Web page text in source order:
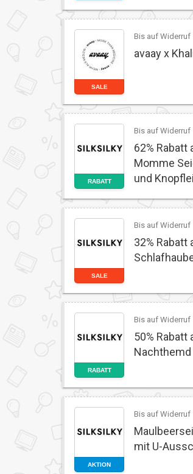
SALE
Bis auf Widerruf
avaay x
RABATT
Bis auf Widerruf
62%
Momme
und
SALE
Bis auf Widerruf
32%
RABATT
Bis auf Widerruf
50%
AKTION
Bis auf Widerruf
mit U-